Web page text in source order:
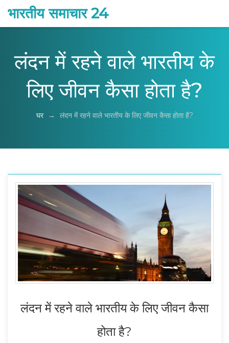
भारतीय समाचार 24
लंदन में रहने वाले भारतीय के
लिए जीवन कैसा होता है?
घर → लंदन में रहने वाले भारतीय के लिए जीवन कैसा होता है?
लंदन में रहने वाले भारतीय के लिए जीवन कैसा
होता है?